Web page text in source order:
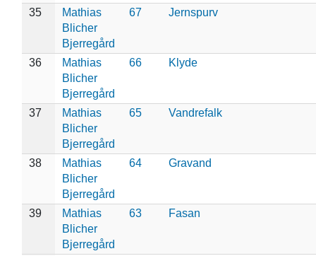
35
Mathias
Blicher
Bjerregård
67 Jernspurv
36
Mathias
Blicher
Bjerregård
66 Klyde
37
Mathias
Blicher
Bjerregård
65 Vandrefalk
38
Mathias
Blicher
Bjerregård
64 Gravand
39
Mathias
Blicher
Bjerregård
63 Fasan